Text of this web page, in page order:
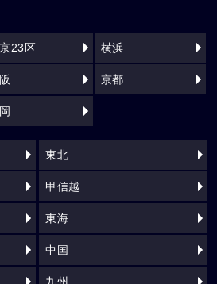
23区 横浜
京都
東北
甲信越
東海
中国